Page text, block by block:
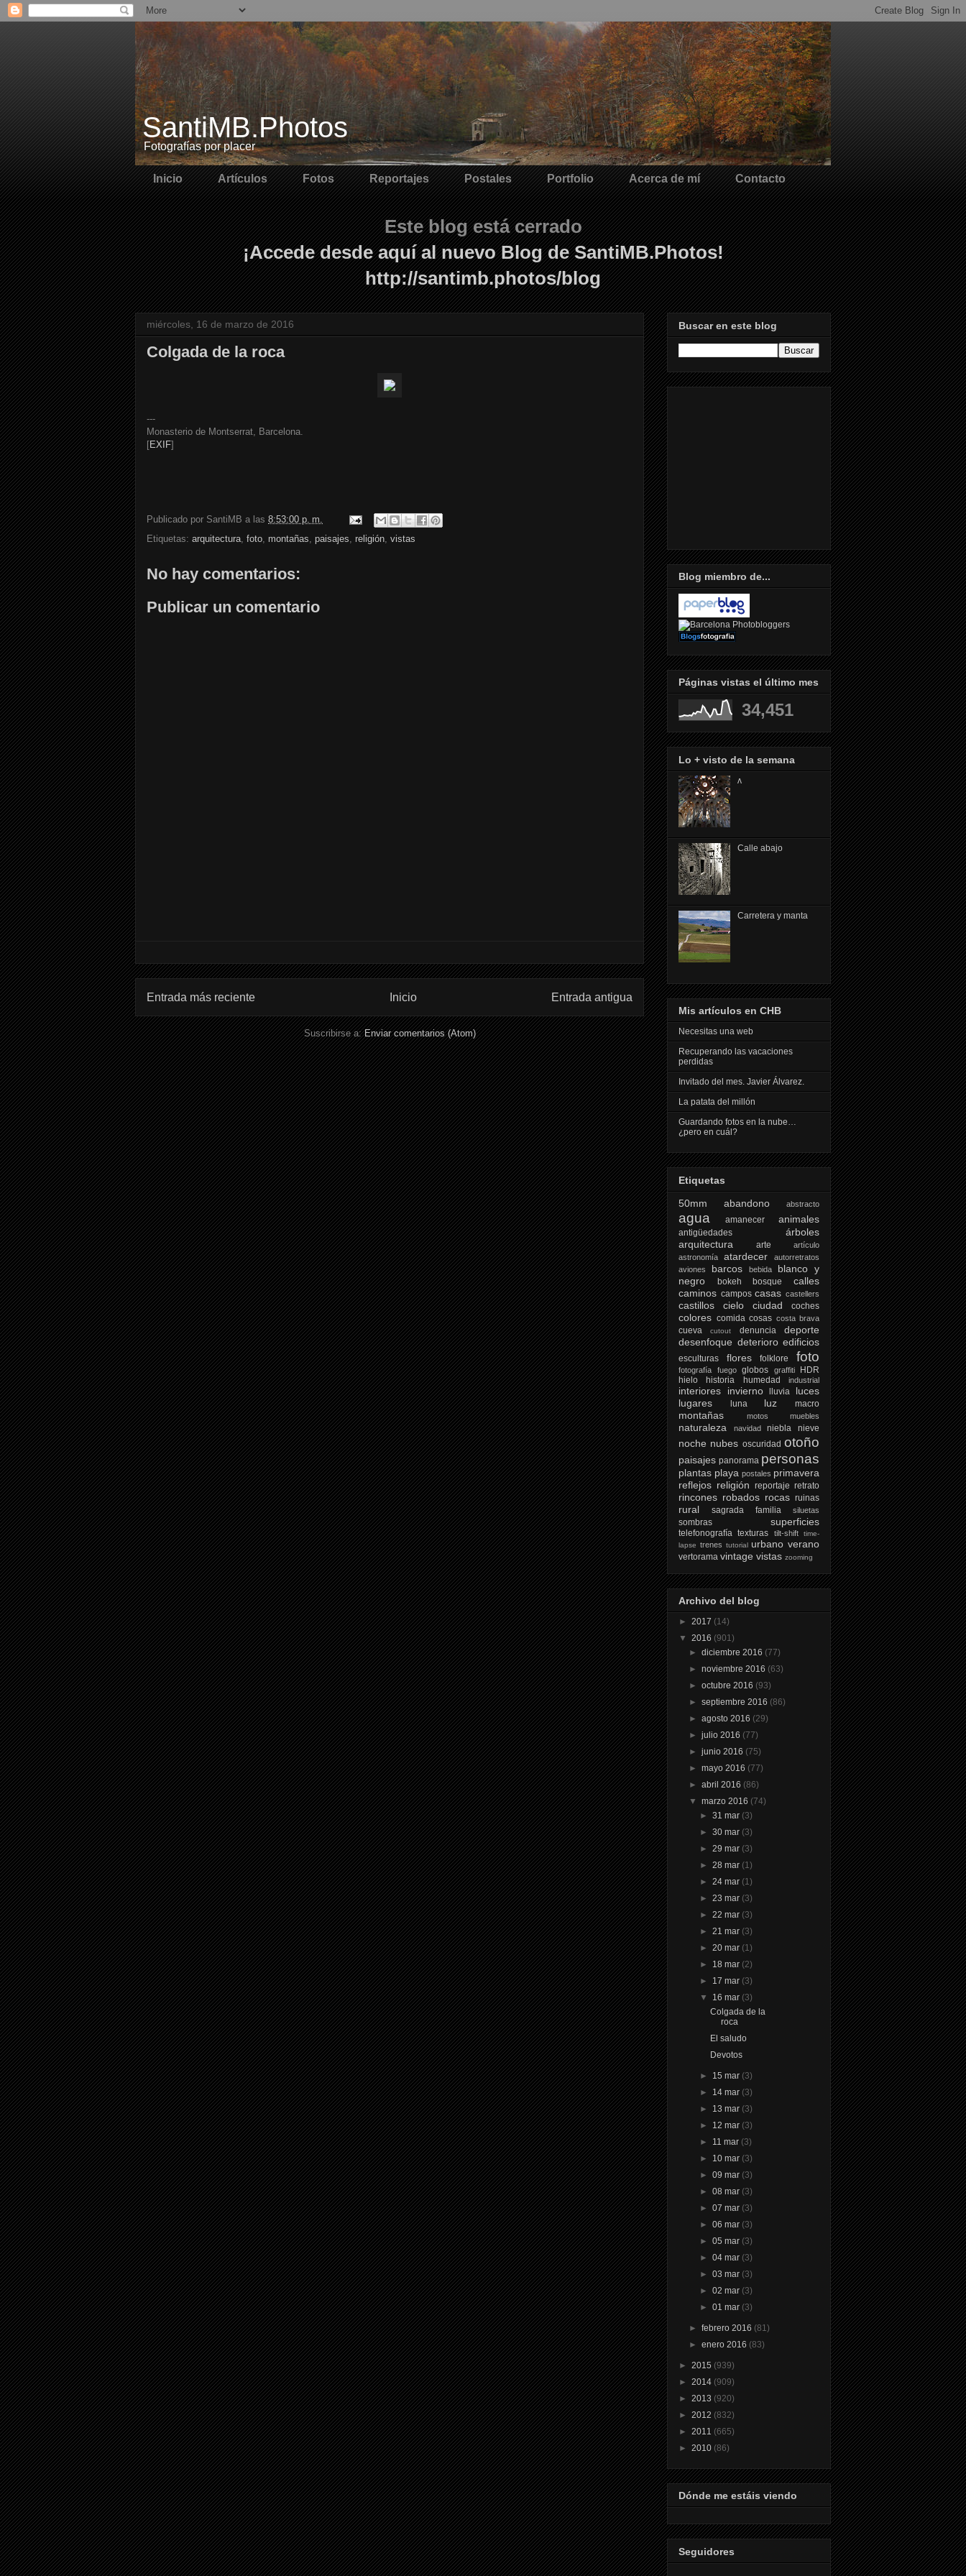
SantiMB.Photos
Fotografías por placer
Inicio Artículos Fotos Reportajes Postales Portfolio Acerca de mí Contacto
Este blog está cerrado
¡Accede desde aquí al nuevo Blog de SantiMB.Photos!
http://santimb.photos/blog
miércoles, 16 de marzo de 2016
Colgada de la roca
---
Monasterio de Montserrat, Barcelona.
[EXIF]
Publicado por SantiMB a las 8:53:00 p. m.
Etiquetas: arquitectura, foto, montañas, paisajes, religión, vistas
No hay comentarios:
Publicar un comentario
Entrada más reciente Entrada antigua
Inicio
Suscribirse a:Enviar comentarios (Atom)
Buscar en este blog
Blog miembro de...
Páginas vistas el último mes
34,451
Lo + visto de la semana
ᴧ
Calle abajo
Carretera y manta
Mis artículos en CHB
Necesitas una web
Recuperando las vacaciones
perdidas
Invitado del mes. Javier Álvarez.
La patata del millón
Guardando fotos en la nube…
¿pero en cuál?
Etiquetas
50mm
abandono abstracto
agua amanecer animales
antigüedades
árboles
arquitectura
arte
artículo
astronomía
atardecer
autorretratos
aviones
barcos bebida
blanco y
negro
bokeh bosque
calles
caminos campos casas castellers
castillos cielo ciudad coches
colores comida cosas costa brava
cueva cutout denuncia
deporte
desenfoque deterioro edificios
esculturas flores folklore foto
fotografía fuego globos graffiti
HDR
hielo
historia humedad industrial
interiores invierno lluvia
luces
lugares
luna luz macro
montañas motos muebles
naturaleza navidad niebla nieve
noche nubes oscuridad otoño
paisajes panorama personas
plantas playa postales primavera
reflejos religión reportaje retrato
rincones robados rocas ruinas
rural sagrada familia siluetas
sombras superficies
telefonografía texturas tilt-shift
time-
lapse trenes tutorial urbano verano
vertorama vintage vistas zooming
Archivo del blog
► 2017 (14)
▼ 2016 (901)
►diciembre 2016 (77)
►noviembre 2016 (63)
►octubre 2016 (93)
►septiembre 2016 (86)
►agosto 2016 (29)
►julio 2016 (77)
►junio 2016 (75)
►mayo 2016 (77)
►abril 2016 (86)
▼marzo 2016 (74)
► 31 mar (3)
► 30 mar (3)
► 29 mar (3)
► 28 mar (1)
► 24 mar (1)
► 23 mar (3)
► 22 mar (3)
► 21 mar (3)
► 20 mar (1)
► 18 mar (2)
► 17 mar (3)
▼ 16 mar (3)
Colgada de la
roca
El saludo
Devotos
► 15 mar (3)
► 14 mar (3)
► 13 mar (3)
► 12 mar (3)
► 11 mar (3)
► 10 mar (3)
► 09 mar (3)
► 08 mar (3)
► 07 mar (3)
► 06 mar (3)
► 05 mar (3)
► 04 mar (3)
► 03 mar (3)
► 02 mar (3)
► 01 mar (3)
►febrero 2016 (81)
►enero 2016 (83)
► 2015 (939)
► 2014 (909)
► 2013 (920)
► 2012 (832)
► 2011 (665)
► 2010 (86)
Dónde me estáis viendo
Seguidores